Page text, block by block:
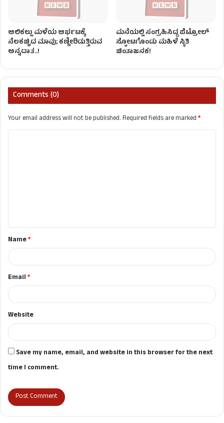
ಆಲಿಕಲ್ಲು ಮಳೆಯ ಆರ್ಭಟಕ್ಕೆ
ನೆಲಕಚ್ಚಿದ ಮಾವು; ಕಣ್ಣೀರಿಡುತ್ತಿರುವ
ಅನ್ನದಾತ..!
ಮನೆಯಲ್ಲಿ ಸಂಗ್ರಹಿಸಿದ್ದ ಪೆಟ್ರೋಲ್
ಸ್ಫೋಟಗೊಂಡು ಮಹಿಳೆ ಸ್ಥಿತಿ
ಚಿಂತಾಜನಕ!
Comments (0)
Your email address will not be published.Required fields are marked*
t
*Name*
Email*
Website
Save my name, email, and website in this browser for the next
time I comment.